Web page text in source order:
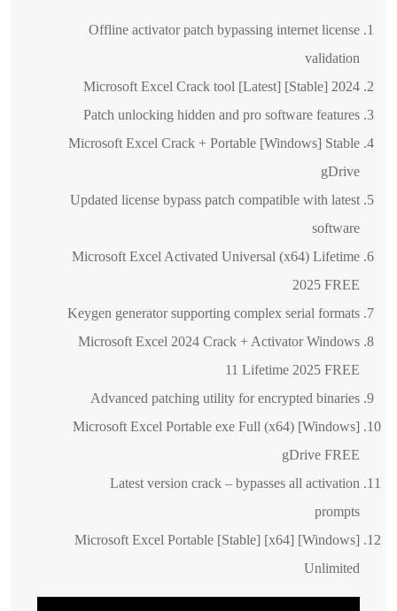
Offline activator patch bypassing internet license
validation
Microsoft Excel Crack tool [Latest] [Stable] 2024
Patch unlocking hidden and pro software features
Microsoft Excel Crack + Portable [Windows] Stable
gDrive
Updated license bypass patch compatible with latest
software
Microsoft Excel Activated Universal (x64) Lifetime
2025 FREE
Keygen generator supporting complex serial formats
Microsoft Excel 2024 Crack + Activator Windows
11 Lifetime 2025 FREE
Advanced patching utility for encrypted binaries
Microsoft Excel Portable exe Full (x64) [Windows]
gDrive FREE
Latest version crack – bypasses all activation
prompts
Microsoft Excel Portable [Stable] [x64] [Windows]
Unlimited